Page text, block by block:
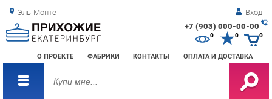
Эль-Монте Вход
+7 (903) 000-00-00
О ПРОЕКТЕ ФАБРИКИ КОНТАКТЫ ОПЛАТА И ДОСТАВКА
0 0